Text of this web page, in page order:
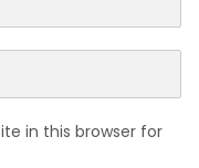
in this browser for